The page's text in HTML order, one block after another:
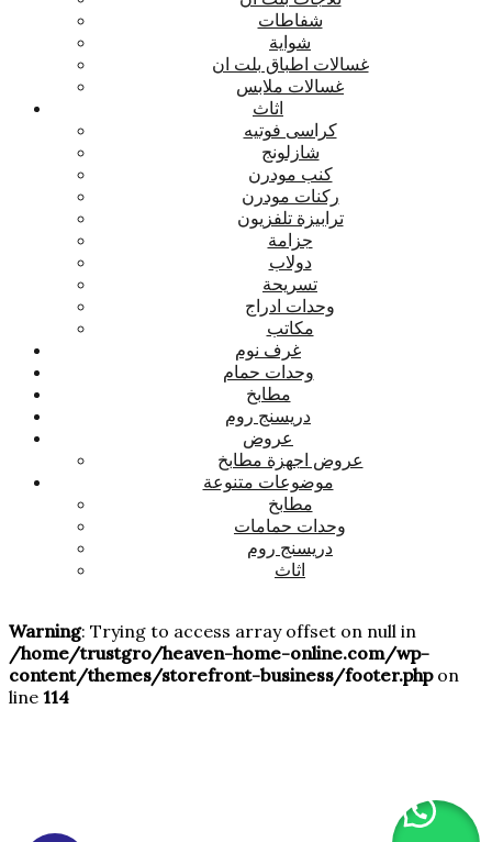
شفاطات
شواية
غسالات اطباق بلت ان
غسالات ملابس
اثاث
كراسى فوتيه
شازلونج
كنب مودرن
ركنات مودرن
ترابيزة تلفزيون
جزامة
دولاب
تسريحة
وحدات ادراج
مكاتب
غرف نوم
وحدات حمام
مطابخ
دريسنج روم
عروض
عروض اجهزة مطابخ
موضوعات متنوعة
مطابخ
وحدات حمامات
دريسنج روم
اثاث
Warning: Trying to access array offset on null in
/home/trustgro/heaven-home-online.com/wp-
content/themes/storefront-business/footer.phpon
line 114